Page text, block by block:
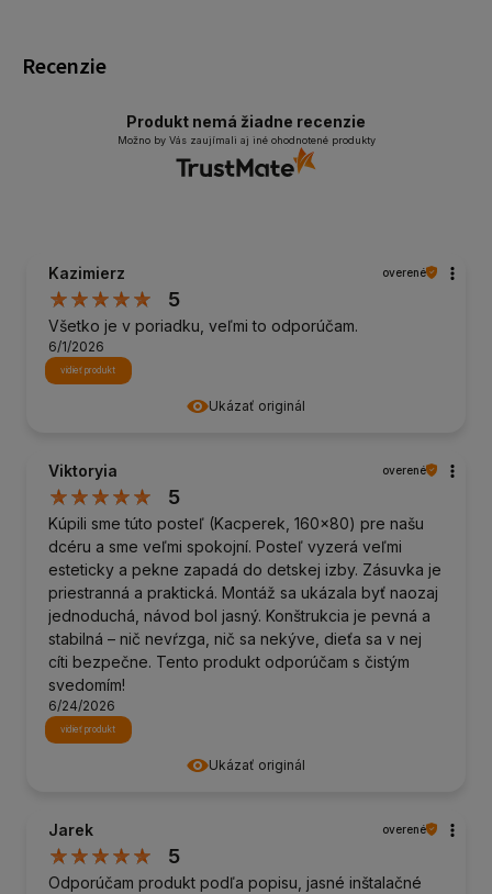
Recenzie
Produkt nemá žiadne recenzie
Možno by Vás zaujímali aj iné ohodnotené produkty
Ukázať originál
Kazimierz overené
5
Všetko je v poriadku, veľmi to odporúčam.
6/1/2026
vidieť produkt
Ukázať originál
Viktoryia overené
5
Kúpili sme túto posteľ (Kacperek, 160x80) pre našu
dcéru a sme veľmi spokojní. Posteľ vyzerá veľmi
esteticky a pekne zapadá do detskej izby. Zásuvka je
priestranná a praktická. Montáž sa ukázala byť naozaj
jednoduchá, návod bol jasný. Konštrukcia je pevná a
stabilná – nič nevŕzga, nič sa nekýve, dieťa sa v nej
cíti bezpečne. Tento produkt odporúčam s čistým
svedomím!
6/24/2026
vidieť produkt
Jarek overené
5
Odporúčam produkt podľa popisu, jasné inštalačné